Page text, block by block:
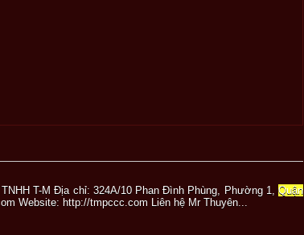
T-M Địa chỉ: 324A/10 Phan Đình Phùng, Phường 1, Quận
Website: http://tmpccc.com Liên hệ Mr Thuyên...